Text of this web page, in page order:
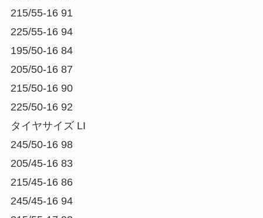
215/55-16 91
225/55-16 94
195/50-16 84
205/50-16 87
215/50-16 90
225/50-16 92
タイヤサイズ LI
245/50-16 98
205/45-16 83
215/45-16 86
245/45-16 94